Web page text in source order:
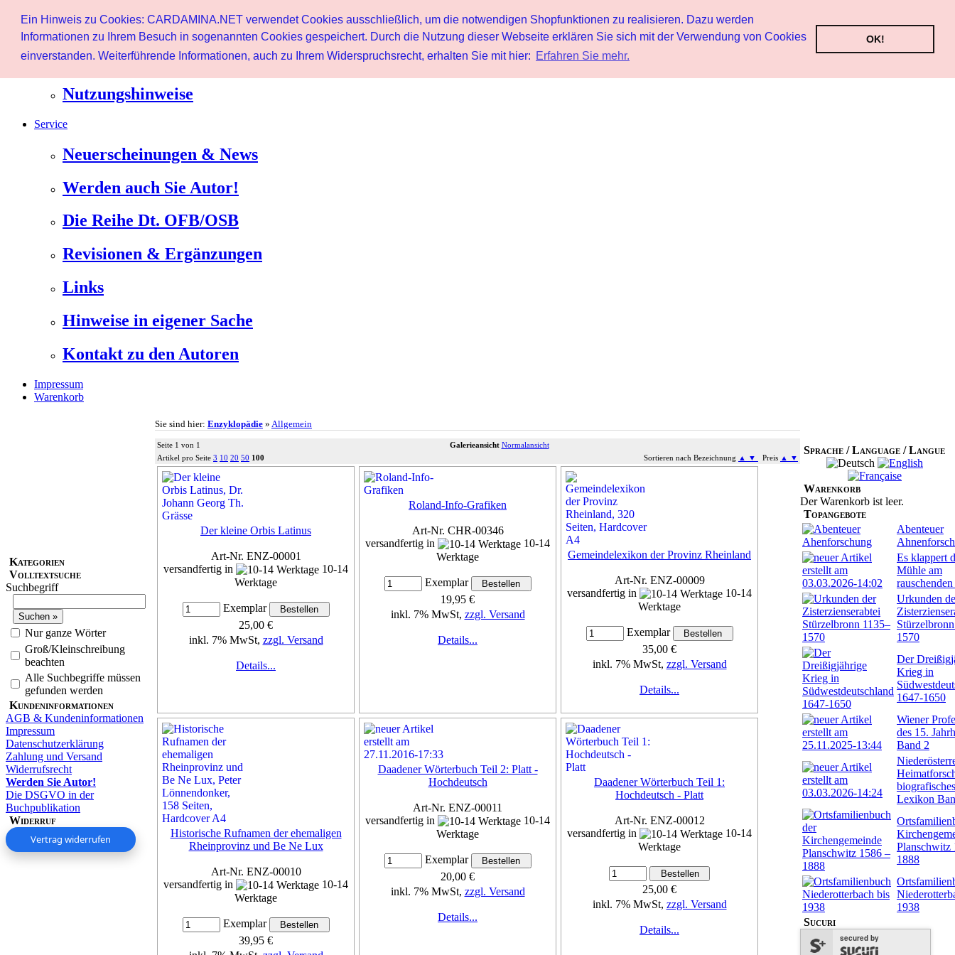
Ein Hinweis zu Cookies: CARDAMINA.NET verwendet Cookies ausschließlich, um die notwendigen Shopfunktionen zu realisieren. Dazu werden
Informationen zu Ihrem Besuch in sogenannten Cookies gespeichert. Durch die Nutzung dieser Webseite erklären Sie sich mit der Verwendung von Cookies
einverstanden. Weiterführende Informationen, auch zu Ihrem Widerspruchsrecht, erhalten Sie mit hier: Erfahren Sie mehr.
OK!
Start
Benutzer
Newsletter
Nutzungshinweise
Service
Neuerscheinungen & News
Werden auch Sie Autor!
Die Reihe Dt. OFB/OSB
Revisionen & Ergänzungen
Links
Hinweise in eigener Sache
Kontakt zu den Autoren
Impressum
Warenkorb
Kategorien
Volltextsuche
Suchbegriff
Nur ganze Wörter
Groß/Kleinschreibung
beachten
Alle Suchbegriffe müssen
gefunden werden
Kundeninformationen
AGB & Kundeninformationen
Impressum
Datenschutzerklärung
Zahlung und Versand
Widerrufsrecht
Werden Sie Autor!
Die DSGVO in der
Buchpublikation
Widerruf
Vertrag widerrufen
Sie sind hier: Enzyklopädie » Allgemein
Seite 1 von 1 Galerieansicht Normalansicht
Artikel pro Seite 3 10 20 50 100 Sortieren nach Bezeichnung ▲ ▼ Preis ▲ ▼
Der kleine Orbis Latinus
Art-Nr. ENZ-00001
versandfertig in
10-14
Werktage
Exemplar
25,00 €
inkl. 7% MwSt, zzgl. Versand
Details...
Roland-Info-Grafiken
Art-Nr. CHR-00346
versandfertig in
10-14
Werktage
Exemplar
19,95 €
inkl. 7% MwSt, zzgl. Versand
Details...
Gemeindelexikon der Provinz Rheinland
Art-Nr. ENZ-00009
versandfertig in
10-14
Werktage
Exemplar
35,00 €
inkl. 7% MwSt, zzgl. Versand
Details...
Historische Rufnamen der ehemaligen
Rheinprovinz und Be Ne Lux
Art-Nr. ENZ-00010
versandfertig in
10-14
Werktage
Exemplar
39,95 €
Daadener Wörterbuch Teil 2: Platt -
Hochdeutsch
Art-Nr. ENZ-00011
versandfertig in
10-14
Werktage
Exemplar
20,00 €
inkl. 7% MwSt, zzgl. Versand
Details...
Daadener Wörterbuch Teil 1:
Hochdeutsch - Platt
Art-Nr. ENZ-00012
versandfertig in
10-14
Werktage
25,00 €
inkl. 7% MwSt, zzgl. Versand
Details...
Sprache / Language / Langue
Warenkorb
Der Warenkorb ist leer.
Topangebote
Abenteuer
Es klappert
Mühle am
Urkunden
1570
Der
Krieg in
1647-1650
Wiener
des 15.
Band 2
biografisches
Lexikon
Planschwitz
1888
1938
Sucuri
secured by